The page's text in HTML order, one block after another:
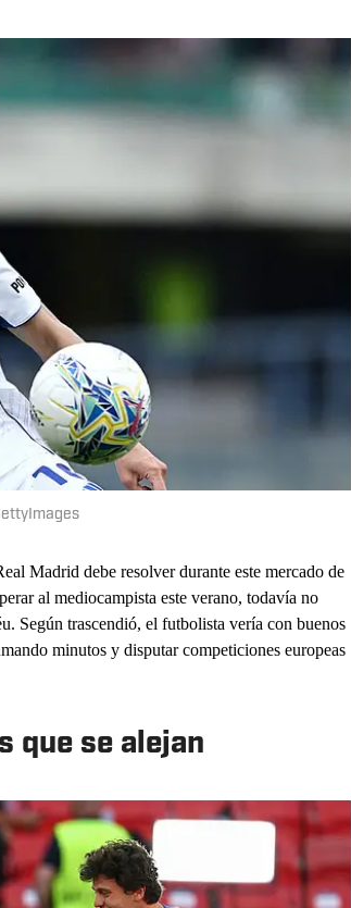
Madrid debe resolver durante este mercado de
al mediocampista este verano, todavía no
Según trascendió, el futbolista vería con buenos
minutos y disputar competiciones europeas
que se alejan